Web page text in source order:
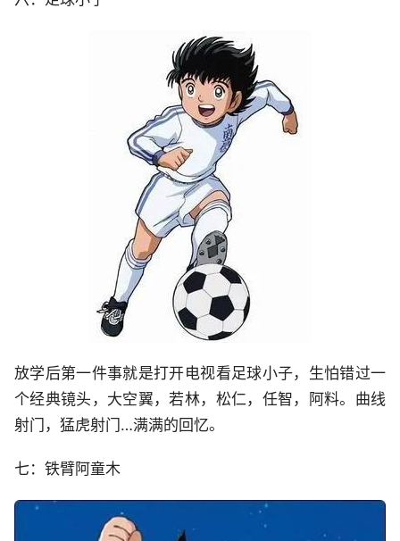
放学后第一件事就是打开电视看足球小子，生怕错过一
个经典镜头，大空翼，若林，松仁，任智，阿料。曲线
射门，猛虎射门…满满的回忆。
七：铁臂阿童木